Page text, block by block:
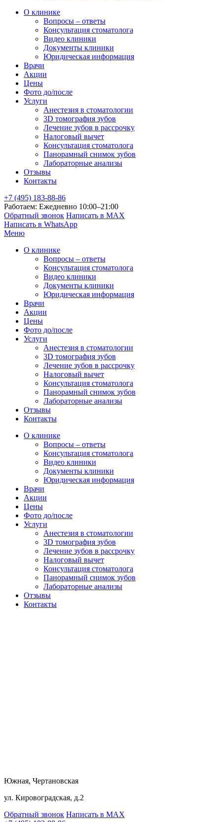
О клинике
Вопросы – ответы
Консультация стоматолога
Видео клиники
Документы клиники
Юридическая информация
Врачи
Акции
Цены
Фото до/после
Услуги
Анестезия в стоматологии
3D томография зубов
Лечение зубов в рассрочку
Налоговый вычет
Консультация стоматолога
Панорамный снимок зубов
Лабораторные анализы
Отзывы
Контакты
+7 (495) 183-88-86
Работаем: Ежедневно 10:00–21:00
Обратный звонок Написать в MAX
Написать в WhatsApp
Меню
О клинике
Вопросы – ответы
Консультация стоматолога
Видео клиники
Документы клиники
Юридическая информация
Врачи
Акции
Цены
Фото до/после
Услуги
Анестезия в стоматологии
3D томография зубов
Лечение зубов в рассрочку
Налоговый вычет
Консультация стоматолога
Панорамный снимок зубов
Лабораторные анализы
Отзывы
Контакты
О клинике
Вопросы – ответы
Консультация стоматолога
Видео клиники
Документы клиники
Юридическая информация
Врачи
Акции
Цены
Фото до/после
Услуги
Анестезия в стоматологии
3D томография зубов
Лечение зубов в рассрочку
Налоговый вычет
Консультация стоматолога
Панорамный снимок зубов
Лабораторные анализы
Отзывы
Контакты
Южная, Чертановская
ул. Кировоградская, д.2
Обратный звонок Написать в MAX